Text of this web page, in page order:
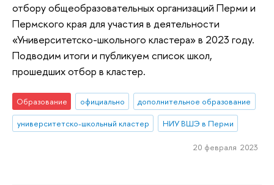
отбору общеобразовательных организаций Перми и
Пермского края для участия в деятельности
«Университетско-школьного кластера» в 2023 году.
Подводим итоги и публикуем список школ,
прошедших отбор в кластер.
Образование официально
дополнительное образование
университетско-школьный кластер
НИУ ВШЭ в Перми
20 февраля 2023